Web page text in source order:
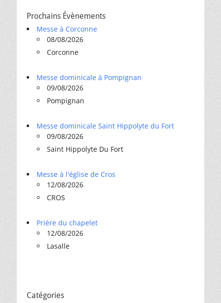
Prochains Évènements
Messe à Corconne
08/08/2026
Corconne
Messe dominicale à Pompignan
09/08/2026
Pompignan
Messe dominicale Saint Hippolyte du Fort
09/08/2026
Saint Hippolyte Du Fort
Messe à l'église de Cros
12/08/2026
CROS
Prière du chapelet
12/08/2026
Lasalle
Catégories